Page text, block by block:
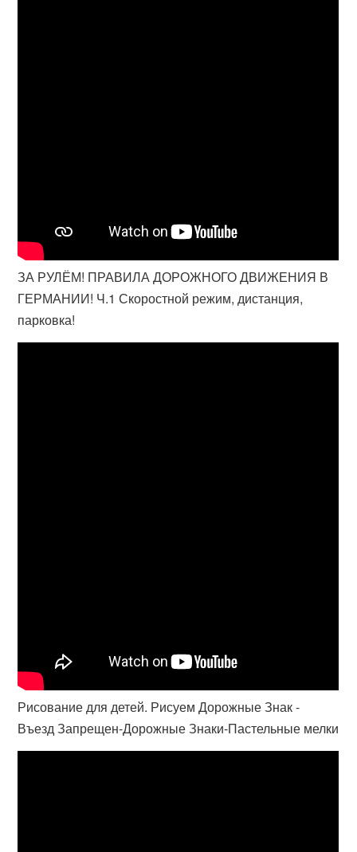
ЗА РУЛЁМ! ПРАВИЛА ДОРОЖНОГО ДВИЖЕНИЯ В
ГЕРМАНИИ! Ч.1 Скоростной режим, дистанция,
парковка!
Рисование для детей. Рисуем Дорожные Знак -
Въезд Запрещен-Дорожные Знаки-Пастельные мелки